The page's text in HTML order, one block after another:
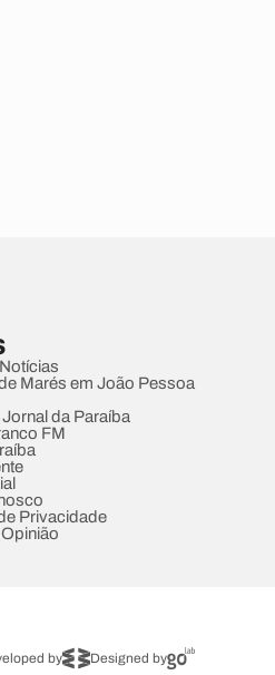
Marés em João Pessoa
da Paraíba
FM
Privacidade
by Designed by